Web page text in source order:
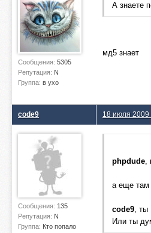
Сообщения: 5305
Репутация: N
Группа: в ухо
А знаете
мд5 знает
code9
Сообщения: 135
Репутация: N
Группа: Кто попало
18 июля 2009
phpdude,
а еще там
code9, ты
Или ты